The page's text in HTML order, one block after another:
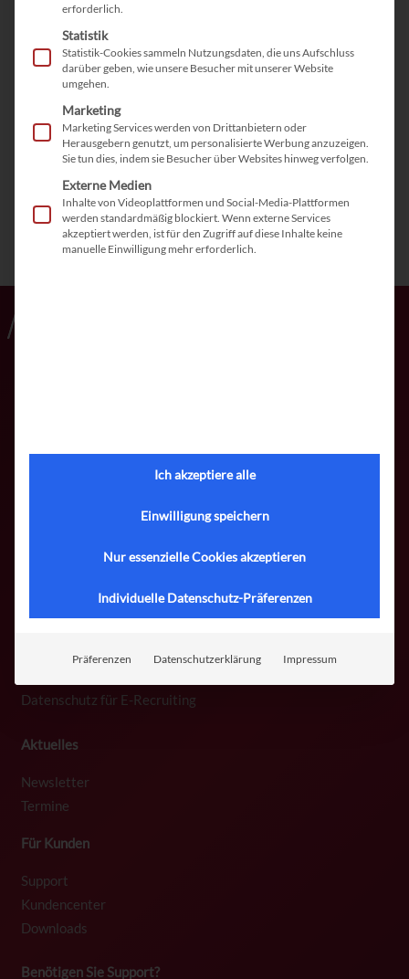
E-Rechnungen die Anforderungen nach EN-16931 mit dem
ZUGFeRD-Profil „Comfort“. So gewinnen Sie mehr Zeit, um
sich Ihrem Kernbusiness sowie Ihren Kunden zu widmen.
Vorheriges Feature Nächstes Feature
+49 (0)6122 7001-44
All-in-One
Datenschutz für E-Recruiting
Aktuelles
Newsletter
Termine
Für Kunden
Support
Kundencenter
Downloads
Benötigen Sie Support?
erforderlich.
Statistik
Statistik-Cookies sammeln Nutzungsdaten, die uns Aufschluss
darüber geben, wie unsere Besucher mit unserer Website
umgehen.
Marketing
Marketing Services werden von Drittanbietern oder
Herausgebern genutzt, um personalisierte Werbung anzuzeigen.
Sie tun dies, indem sie Besucher über Websites hinweg verfolgen.
Externe Medien
Inhalte von Videoplattformen und Social-Media-Plattformen
werden standardmäßig blockiert. Wenn externe Services
akzeptiert werden, ist für den Zugriff auf diese Inhalte keine
manuelle Einwilligung mehr erforderlich.
Ich akzeptiere alle
Einwilligung speichern
Nur essenzielle Cookies akzeptieren
Individuelle Datenschutz-Präferenzen
Präferenzen Datenschutzerklärung Impressum